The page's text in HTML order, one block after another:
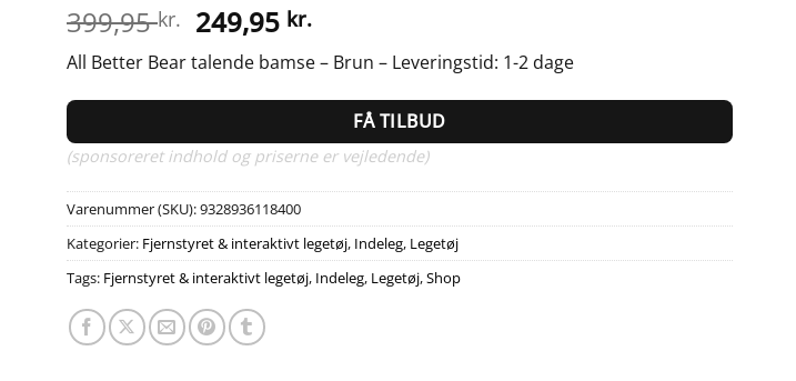
399,95kr. Den
oprindelige
pris
var:
249,95 kr.Den
aktuelle
pris
er:
249,95 kr..
All Better Bear talende bamse – Brun – Leveringstid: 1-2 dage
FÅ TILBUD
(sponsoreret indhold og priserne er vejledende)
Varenummer (SKU):9328936118400
Kategorier: Fjernstyret & interaktivt legetøj, Indeleg, Legetøj
Tags: Fjernstyret & interaktivt legetøj, Indeleg, Legetøj,Shop